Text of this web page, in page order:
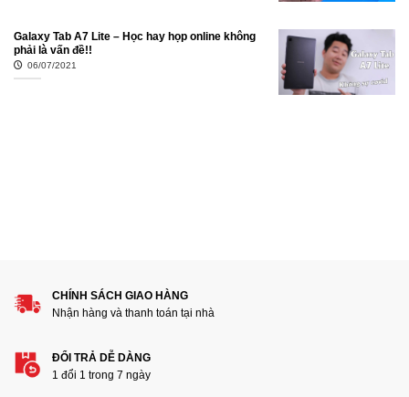
Galaxy Tab A7 Lite – Học hay họp online không
phải là vấn đề!!
06/07/2021
CHÍNH SÁCH GIAO HÀNG
Nhận hàng và thanh toán tại nhà
ĐỔI TRẢ DỄ DÀNG
1 đổi 1 trong 7 ngày